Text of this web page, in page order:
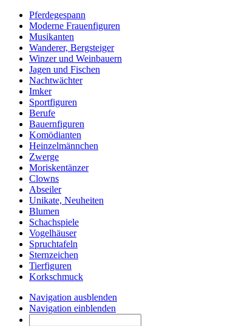
Pferdegespann
Moderne Frauenfiguren
Musikanten
Wanderer, Bergsteiger
Winzer und Weinbauern
Jagen und Fischen
Nachtwächter
Imker
Sportfiguren
Berufe
Bauernfiguren
Komödianten
Heinzelmännchen
Zwerge
Moriskentänzer
Clowns
Abseiler
Unikate, Neuheiten
Blumen
Schachspiele
Vogelhäuser
Spruchtafeln
Sternzeichen
Tierfiguren
Korkschmuck
Navigation ausblenden
Navigation einblenden